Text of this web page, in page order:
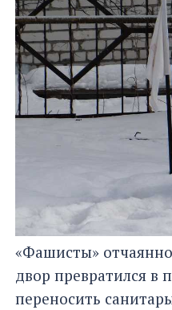
«Фашисты»
двор превратился в
переносить